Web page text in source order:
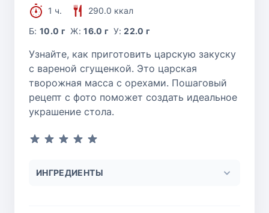
1 ч.
290.0 ккал
Б:10.0 г Ж:16.0 г У:22.0 г
Узнайте, как приготовить царскую закуску
с вареной сгущенкой. Это царская
творожная масса с орехами. Пошаговый
рецепт с фото поможет создать идеальное
украшение стола.
ИНГРЕДИЕНТЫ